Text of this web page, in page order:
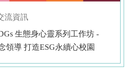
流資訊
生態身心靈系列工作坊 -
領導 打造ESG永續心校園